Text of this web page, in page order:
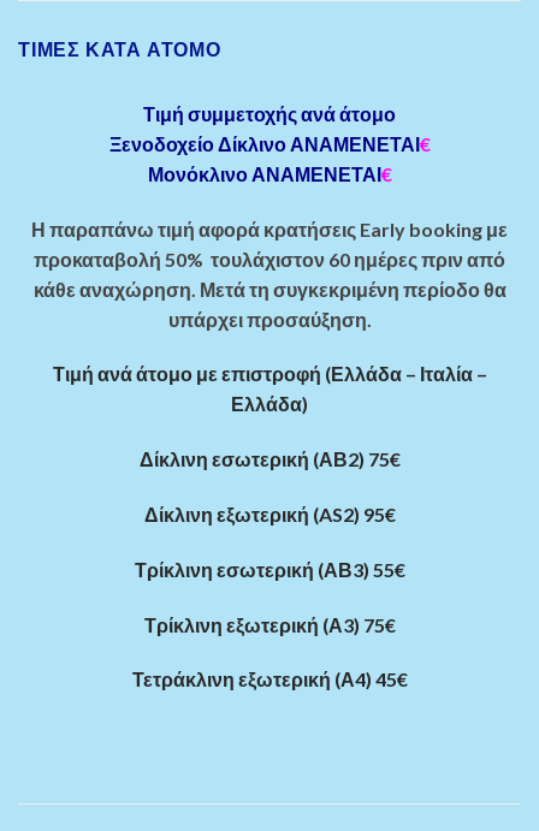
ΤΙΜΈΣ ΚΑΤΆ ΆΤΟΜΟ
Τιμή συμμετοχής ανά άτομο
Ξενοδοχείο Δίκλινο ΑΝΑΜΕΝΕΤΑΙ€
Μονόκλινο ΑΝΑΜΕΝΕΤΑΙ€
Η παραπάνω τιμή αφορά κρατήσεις Early booking με
προκαταβολή 50% τουλάχιστον 60 ημέρες πριν από
κάθε αναχώρηση. Μετά τη συγκεκριμένη περίοδο θα
υπάρχει προσαύξηση.
Τιμή ανά άτομο με επιστροφή (Ελλάδα – Ιταλία –
Ελλάδα)
Δίκλινη εσωτερική (ΑΒ2) 75€
Δίκλινη εξωτερική (AS2) 95€
Τρίκλινη εσωτερική (ΑΒ3) 55€
Τρίκλινη εξωτερική (Α3) 75€
Τετράκλινη εξωτερική (Α4) 45€